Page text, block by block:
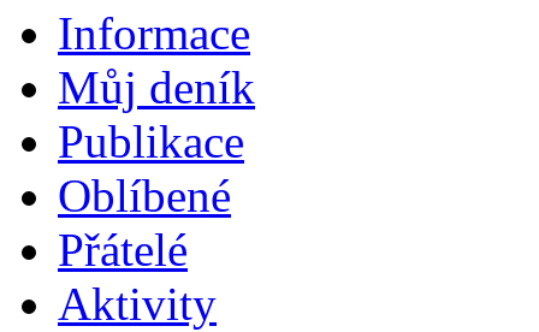
Informace
Můj deník
Publikace
Oblíbené
Přátelé
Aktivity